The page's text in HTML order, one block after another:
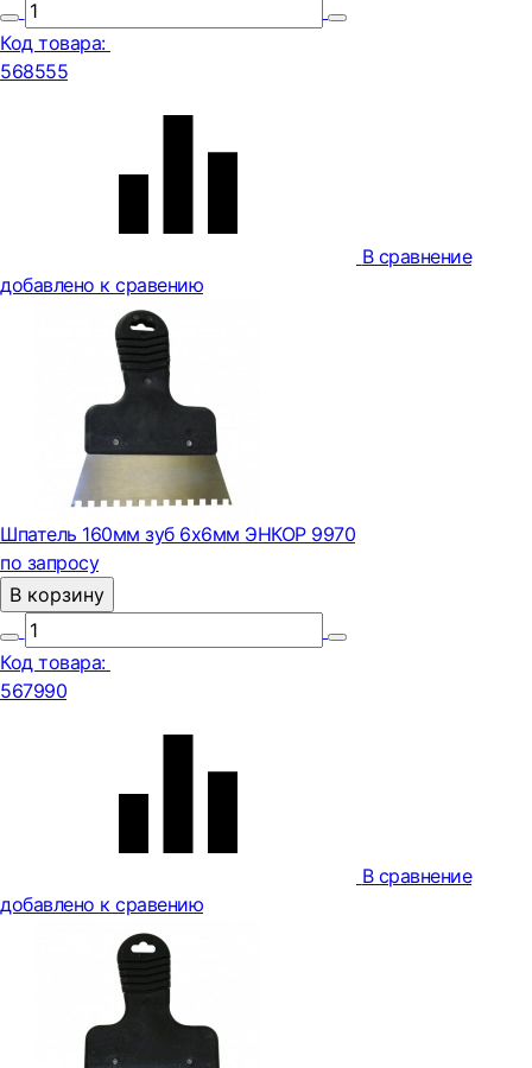
Код товара:
568555
В сравнение
добавлено к сравению
Шпатель 160мм зуб 6х6мм ЭНКОР 9970
по запросу
В корзину
Код товара:
567990
В сравнение
добавлено к сравению